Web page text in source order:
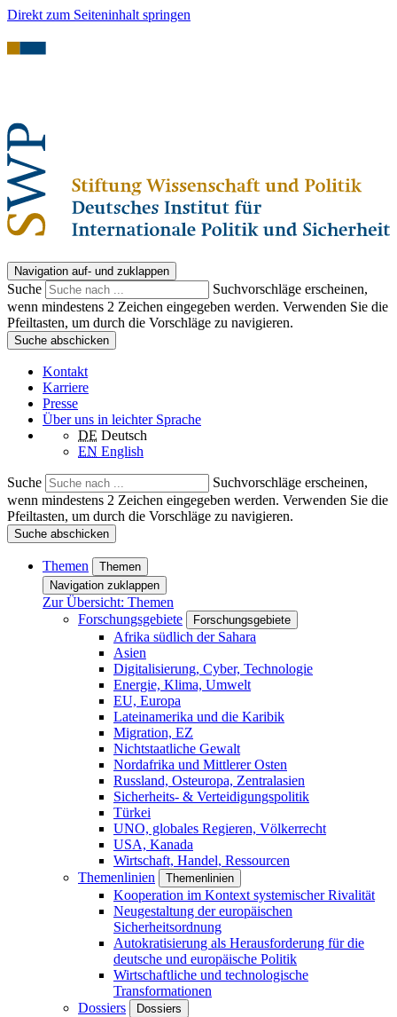
Direkt zum Seiteninhalt springen
Navigation auf- und zuklappen
Suche
Suchvorschläge erscheinen,
wenn mindestens 2 Zeichen eingegeben werden. Verwenden Sie die
Pfeiltasten, um durch die Vorschläge zu navigieren.
Suche abschicken
Kontakt
Karriere
Presse
Über uns in leichter Sprache
DE Deutsch
EN English
Suche
Suchvorschläge erscheinen,
wenn mindestens 2 Zeichen eingegeben werden. Verwenden Sie die
Pfeiltasten, um durch die Vorschläge zu navigieren.
Suche abschicken
Themen
Themen
Navigation zuklappen
Zur Übersicht: Themen
Forschungsgebiete
Forschungsgebiete
Afrika südlich der Sahara
Asien
Digitalisierung, Cyber, Technologie
Energie, Klima, Umwelt
EU, Europa
Lateinamerika und die Karibik
Migration, EZ
Nichtstaatliche Gewalt
Nordafrika und Mittlerer Osten
Russland, Osteuropa, Zentralasien
Sicherheits- & Verteidigungspolitik
Türkei
UNO, globales Regieren, Völkerrecht
USA, Kanada
Wirtschaft, Handel, Ressourcen
Themenlinien
Themenlinien
Kooperation im Kontext systemischer Rivalität
Neugestaltung der europäischen
Sicherheitsordnung
Autokratisierung als Herausforderung für die
deutsche und europäische Politik
Wirtschaftliche und technologische
Transformationen
Dossiers
Dossiers